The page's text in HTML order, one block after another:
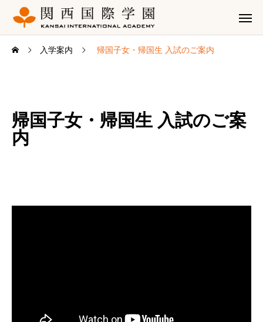
入学案内 帰国子女・帰国生 入試のご案内
帰国子女・帰国生 入試のご案
内